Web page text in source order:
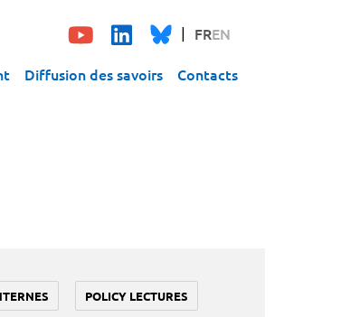
FREN
Diffusion des savoirs Contacts
POLICY LECTURES